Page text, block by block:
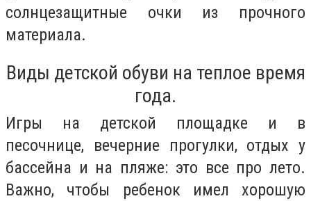
солнцезащитные очки из прочного
материала.
Виды детской обуви на теплое время
года.
Игры на детской площадке и в
песочнице, вечерние прогулки, отдых у
бассейна и на пляже: это все про лето.
Важно, чтобы ребенок имел хорошую